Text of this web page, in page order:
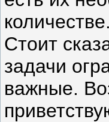
количестве.
Стоит
задачи
важные.